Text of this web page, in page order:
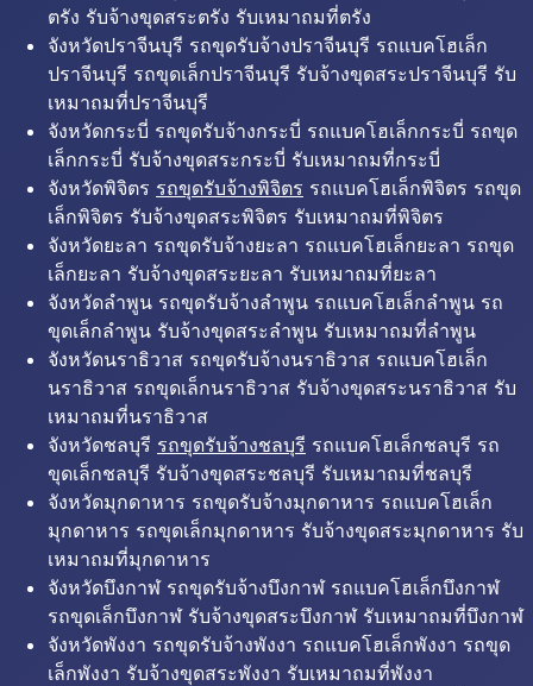
ตรัง รับจ้างขุดสระตรัง รับเหมาถมที่ตรัง
จังหวัดปราจีนบุรี รถขุดรับจ้างปราจีนบุรี รถแบคโฮเล็ก
ปราจีนบุรี รถขุดเล็กปราจีนบุรี รับจ้างขุดสระปราจีนบุรี รับ
เหมาถมที่ปราจีนบุรี
จังหวัดกระบี่ รถขุดรับจ้างกระบี่ รถแบคโฮเล็กกระบี่ รถขุด
เล็กกระบี่ รับจ้างขุดสระกระบี่ รับเหมาถมที่กระบี่
จังหวัดพิจิตร รถขุดรับจ้างพิจิตร รถแบคโฮเล็กพิจิตร รถขุด
เล็กพิจิตร รับจ้างขุดสระพิจิตร รับเหมาถมที่พิจิตร
จังหวัดยะลา รถขุดรับจ้างยะลา รถแบคโฮเล็กยะลา รถขุด
เล็กยะลา รับจ้างขุดสระยะลา รับเหมาถมที่ยะลา
จังหวัดลำพูน รถขุดรับจ้างลำพูน รถแบคโฮเล็กลำพูน รถ
ขุดเล็กลำพูน รับจ้างขุดสระลำพูน รับเหมาถมที่ลำพูน
จังหวัดนราธิวาส รถขุดรับจ้างนราธิวาส รถแบคโฮเล็ก
นราธิวาส รถขุดเล็กนราธิวาส รับจ้างขุดสระนราธิวาส รับ
เหมาถมที่นราธิวาส
จังหวัดชลบุรี รถขุดรับจ้างชลบุรี รถแบคโฮเล็กชลบุรี รถ
ขุดเล็กชลบุรี รับจ้างขุดสระชลบุรี รับเหมาถมที่ชลบุรี
จังหวัดมุกดาหาร รถขุดรับจ้างมุกดาหาร รถแบคโฮเล็ก
มุกดาหาร รถขุดเล็กมุกดาหาร รับจ้างขุดสระมุกดาหาร รับ
เหมาถมที่มุกดาหาร
จังหวัดบึงกาฬ รถขุดรับจ้างบึงกาฬ รถแบคโฮเล็กบึงกาฬ
รถขุดเล็กบึงกาฬ รับจ้างขุดสระบึงกาฬ รับเหมาถมที่บึงกาฬ
จังหวัดพังงา รถขุดรับจ้างพังงา รถแบคโฮเล็กพังงา รถขุด
เล็กพังงา รับจ้างขุดสระพังงา รับเหมาถมที่พังงา